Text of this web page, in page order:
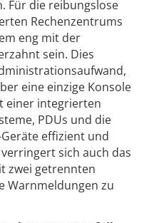
Für die reibungslose
Rechenzentrums
eng mit der
sein. Dies
eine einzige Konsole
einer integrierten
PDUs und die
effizient und
sich auch das
zwei getrennten
Warnmeldungen zu